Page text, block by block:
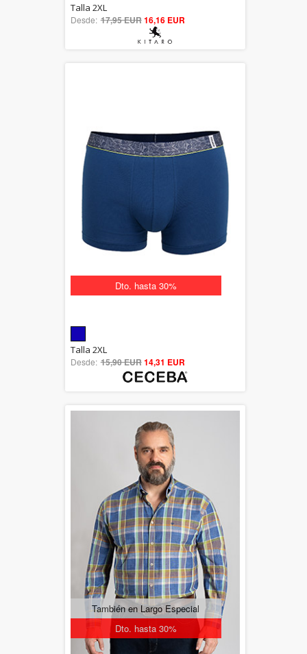
out of 5
Talla 2XL
Desde: 17,95 EUR16,16 EUR
Dto. hasta 30%
out of 5
Talla 2XL
Desde: 15,90 EUR14,31 EUR
Dto. hasta 30%
También en Largo Especial